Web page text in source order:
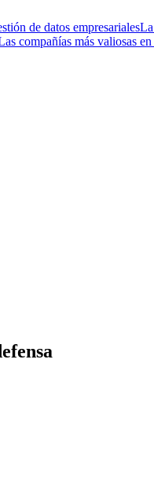
de datos empresariales
compañías más valiosas